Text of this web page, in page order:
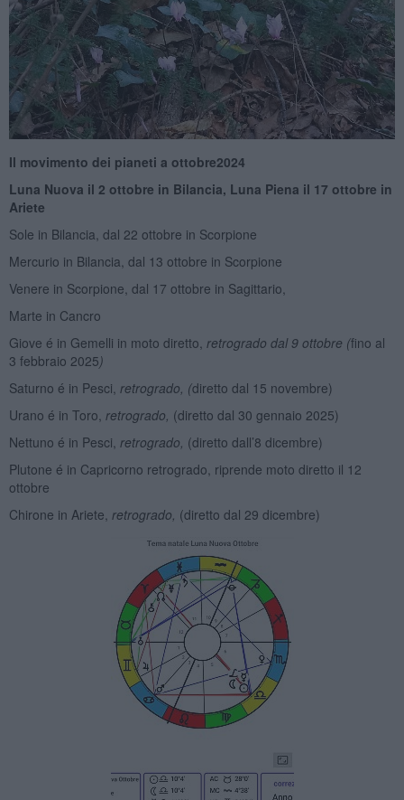
Il movimento dei pianeti a ottobre2024
Luna Nuova il 2 ottobre in Bilancia, Luna Piena il 17 ottobre in
Ariete
Sole in Bilancia, dal 22 ottobre in Scorpione
Mercurio in Bilancia, dal 13 ottobre in Scorpione
Venere in Scorpione, dal 17 ottobre in Sagittario,
Marte in Cancro
Giove é in Gemelli in moto diretto, retrogrado dal 9 ottobre (fino al
3 febbraio 2025)
Saturno é in Pesci, retrogrado, (diretto dal 15 novembre)
Urano é in Toro, retrogrado, (diretto dal 30 gennaio 2025)
Nettuno é in Pesci, retrogrado, (diretto dall’8 dicembre)
Plutone é in Capricorno retrogrado, riprende moto diretto il 12
ottobre
Chirone in Ariete, retrogrado, (diretto dal 29 dicembre)